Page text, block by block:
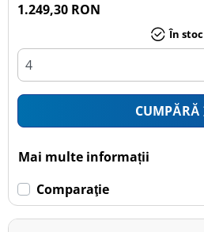
1.249,30 RON
În stoc
CUMPĂRĂ
Mai multe informații
Comparaţie